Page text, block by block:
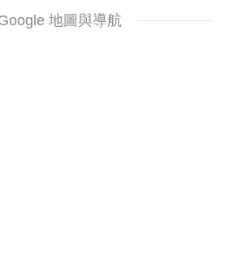
地圖與導航